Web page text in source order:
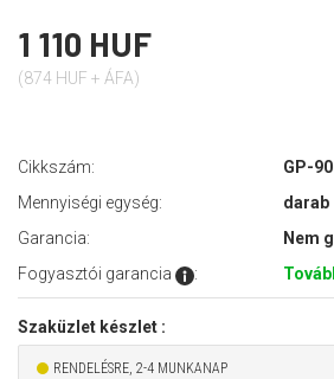
1 110 HUF
(874 HUF + ÁFA)
Cikkszám:
GP-
Mennyiségi egység:
darab
Garancia:
Nem
Fogyasztói garancia
:
Szaküzlet készlet :
RENDELÉSRE, 2-4 MUNKANAP